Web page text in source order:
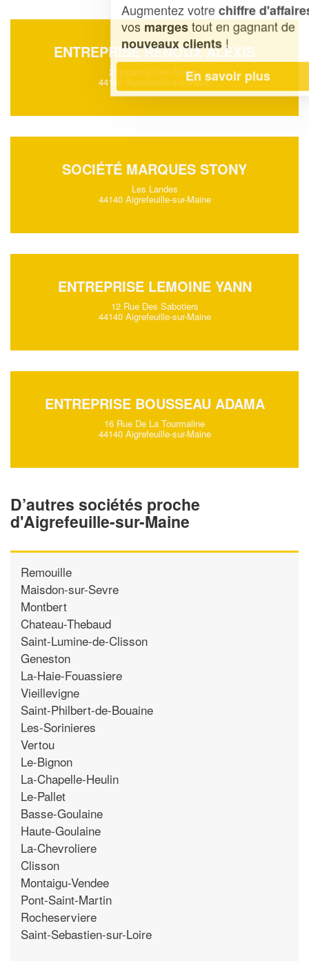
ENTREPRISE RENOUX ALEXIS
2 Impasse Des Ajoncs
44140 Aigrefeuille-sur-Maine
SOCIÉTÉ MARQUES STONY
Les Landes
44140 Aigrefeuille-sur-Maine
ENTREPRISE LEMOINE YANN
12 Rue Des Sabotiers
44140 Aigrefeuille-sur-Maine
ENTREPRISE BOUSSEAU ADAMA
16 Rue De La Tourmaline
44140 Aigrefeuille-sur-Maine
D’autres sociétés proche
d'Aigrefeuille-sur-Maine
Remouille
Maisdon-sur-Sevre
Montbert
Chateau-Thebaud
Saint-Lumine-de-Clisson
Geneston
La-Haie-Fouassiere
Vieillevigne
Saint-Philbert-de-Bouaine
Les-Sorinieres
Vertou
Le-Bignon
La-Chapelle-Heulin
Le-Pallet
Basse-Goulaine
Haute-Goulaine
La-Chevroliere
Clisson
Montaigu-Vendee
Pont-Saint-Martin
Rocheserviere
Saint-Sebastien-sur-Loire
Augmentez votrechiffre d'affaireset
margestout en gagnant de
nouveaux clients!
En savoir plus